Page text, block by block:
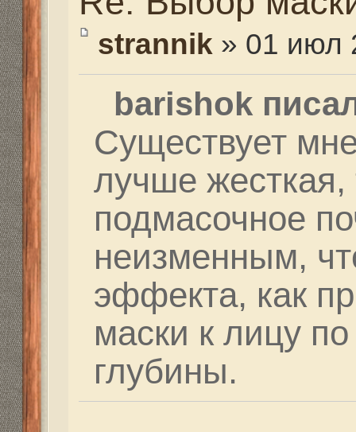
Re: Выбор маски
barishok» 02 июл 2014,
Получается так, что
поймешь, что тебе
удобно плавать до
Хотелось бы узнать
и пресная вода на
диоптриями. ( в
среды - вода или
Re: Выбор маски
vikonorev» 02 июл